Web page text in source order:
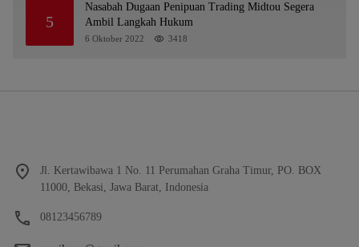
5
Nasabah Dugaan Penipuan Trading Midtou Segera
Ambil Langkah Hukum
6 Oktober 2022 3418
Jl. Kertawibawa 1 No. 11 Perumahan Graha Timur, PO. BOX
11000, Bekasi, Jawa Barat, Indonesia
08123456789